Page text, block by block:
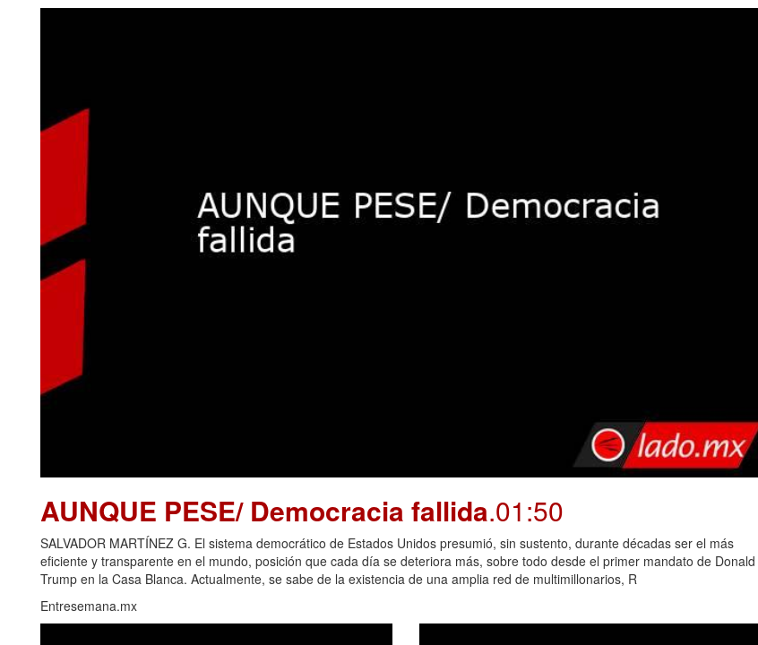
AUNQUE PESE/ Democracia fallida.01:50
SALVADOR MARTÍNEZ G. El sistema democrático de Estados Unidos presumió, sin sustento, durante décadas ser el más
eficiente y transparente en el mundo, posición que cada día se deteriora más, sobre todo desde el primer mandato de Donald
Trump en la Casa Blanca. Actualmente, se sabe de la existencia de una amplia red de multimillonarios, R
Entresemana.mx